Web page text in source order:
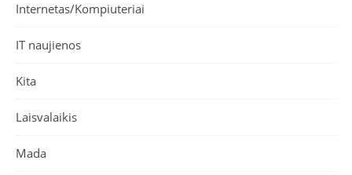
Internetas/Kompiuteriai
IT naujienos
Kita
Laisvalaikis
Mada